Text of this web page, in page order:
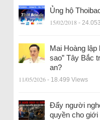
Ủng hộ
15/02/2018 -
Mai Hoàng lập
sao” Tây Bắc
an?
11/05/2026 - 18.499 Views
Đẩy người
quyền cho giới